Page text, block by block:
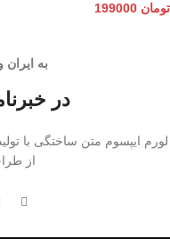
تومان
به
در
لورم ایپسوم متن ساختگی با
از